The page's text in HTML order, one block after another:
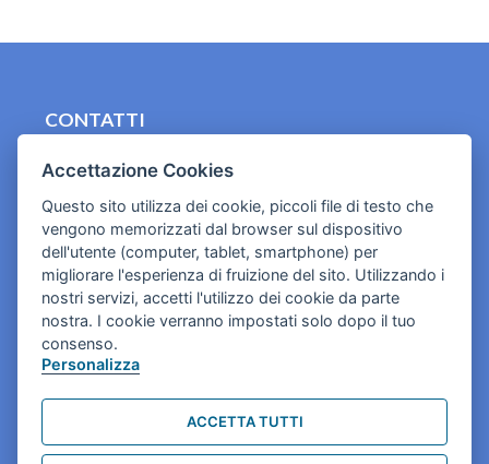
CONTATTI
Cookies e informativa privacy
Accettazione Cookies
Questo sito utilizza dei cookie, piccoli file di testo che
vengono memorizzati dal browser sul dispositivo
dell'utente (computer, tablet, smartphone) per
migliorare l'esperienza di fruizione del sito. Utilizzando i
nostri servizi, accetti l'utilizzo dei cookie da parte
nostra. I cookie verranno impostati solo dopo il tuo
consenso.
Personalizza
ACCETTA TUTTI